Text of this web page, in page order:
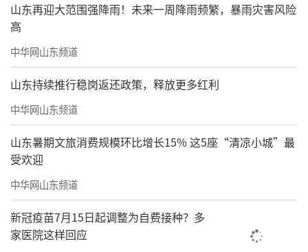
山东再迎大范围强降雨！未来一周降雨频繁，暴雨灾害风险
高
中华网山东频道
山东持续推行稳岗返还政策，释放更多红利
中华网山东频道
山东暑期文旅消费规模环比增长15% 这5座“清凉小城”最
受欢迎
中华网山东频道
新冠疫苗7月15日起调整为自费接种？多
家医院这样回应